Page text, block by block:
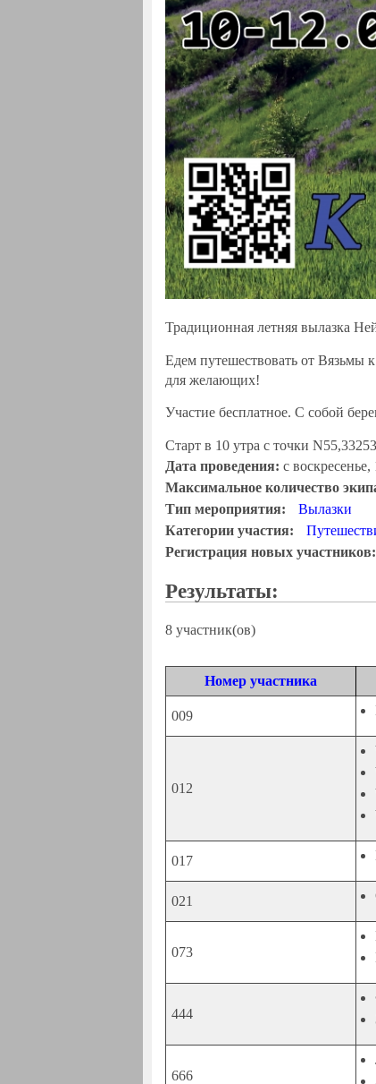
Традиционная летняя вылазка
Едем путешествовать от Вязьмы
для желающих!
Участие бесплатное. С собой
Старт в 10 утра с точки
Дата проведения: с
Максимальное количество
Тип мероприятия:
Вылазки
Категории участия:
Регистрация новых участников:
Результаты:
8 участник(ов)
Номер участника
009
012
017
021
073
444
666